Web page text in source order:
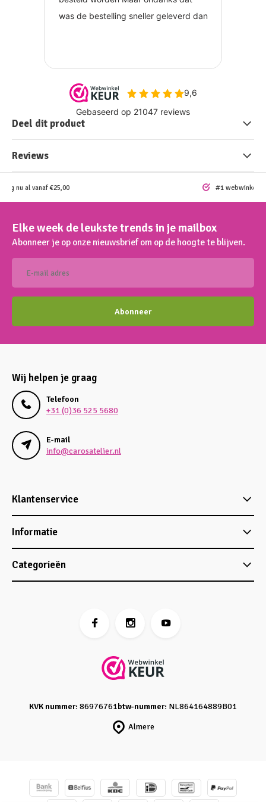
Deel dit product
Reviews
nu al vanaf €25,00 #1 webwinkel
Elke week de leukste trends in je mailbox
Abonneer je op onze nieuwsbrief om op de hoogte te blijven.
Abonneer
Wij helpen je graag
Telefoon
+31 (0)36 525 5680
E-mail
info@carosatelier.nl
Klantenservice
Informatie
Categorieën
Almere
KVK nummer: 86976761btw-nummer: NL864164889B01